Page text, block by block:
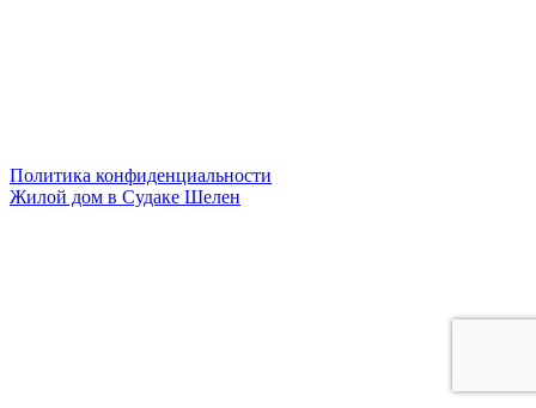
Политика конфиденциальности
Жилой дом в Судаке Шелен